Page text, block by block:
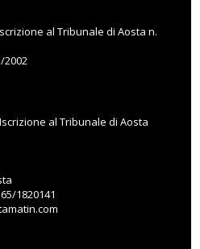
al Tribunale di Aosta n.
2002
al Tribunale di Aosta
1820141